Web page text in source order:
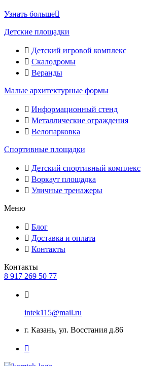
Узнать больше
Детские площадки
Детский игровой комплекс
Скалодромы
Веранды
Малые архитектурные формы
Информационный стенд
Металлические ограждения
Велопарковка
Спортивные площадки
Детский спортивный комплекс
Воркаут площадка
Уличные тренажеры
Меню
Блог
Доставка и оплата
Контакты
Контакты
8 917 269 50 77
intek115@mail.ru
г. Казань, ул. Восстания д.86